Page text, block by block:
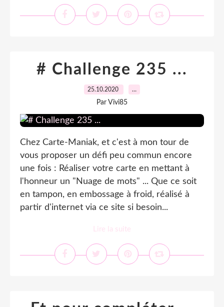
# Challenge 235 ...
25.10.2020 …
Par Vivi85
Chez Carte-Maniak, et c'est à mon tour de
vous proposer un défi peu commun encore
une fois : Réaliser votre carte en mettant à
l'honneur un "Nuage de mots" ... Que ce soit
en tampon, en embossage à froid, réalisé à
partir d'internet via ce site si besoin...
Lire la suite